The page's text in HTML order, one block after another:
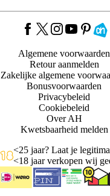
Algemene voorwaarden
Retour aanmelden
Zakelijke algemene
Bonusvoorwaarden
Privacybeleid
Cookiebeleid
Over AH
Kwetsbaarheid melden
<25 jaar? Laat je
<18 jaar verkopen wij